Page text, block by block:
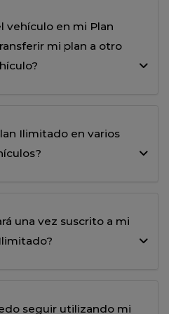
vehículo en mi Plan
mi plan a otro
Ilimitado en varios
una vez suscrito a mi
seguir utilizando mi